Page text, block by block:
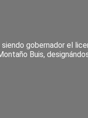
gobernador el
Buis,